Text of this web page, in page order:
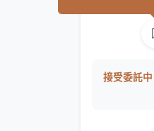
接受委託中